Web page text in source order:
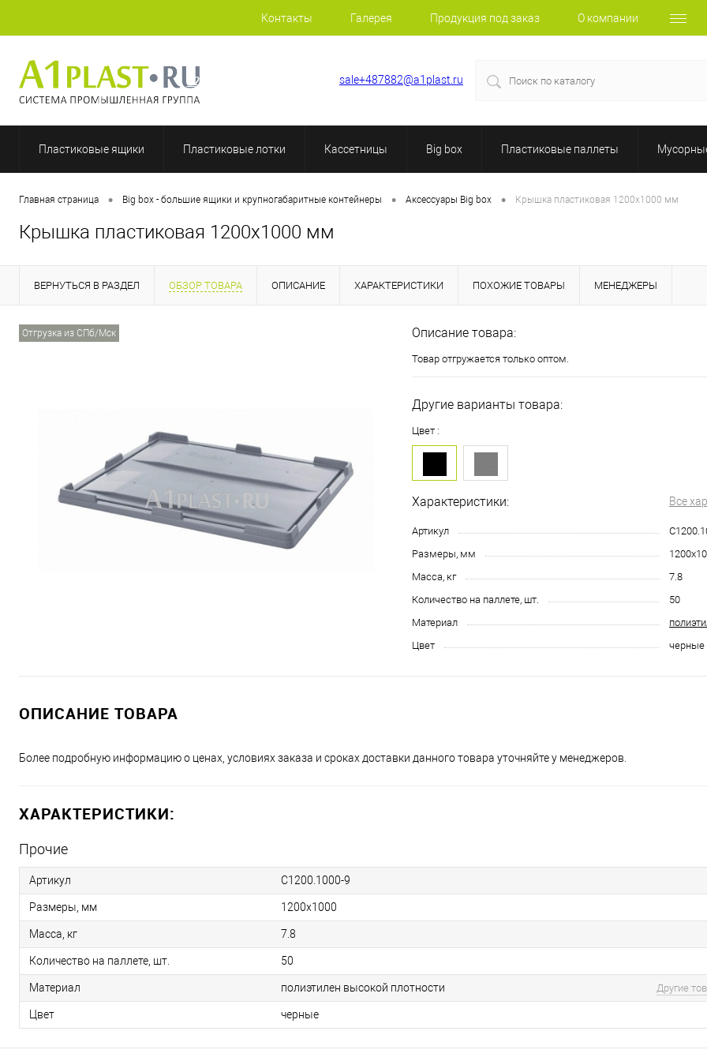
Контакты Галерея Продукция под заказ О компании
+7 (812) 507-69-52 sale+487882@a1plast.ru
Пластиковые ящики Пластиковые лотки Кассетницы Big box Пластиковые паллеты
Главная страница • Big box - большие ящики и крупногабаритные контейнеры • Аксессуары Big box • Крышка пластиковая 1200х1000 мм
Крышка пластиковая 1200х1000 мм
ВЕРНУТЬСЯ В РАЗДЕЛ ОБЗОР ТОВАРА ОПИСАНИЕ ХАРАКТЕРИСТИКИ ПОХОЖИЕ ТОВАРЫ МЕНЕДЖЕРЫ
Отгрузка из СПб/Мск Описание товара:
Товар отгружается только оптом.
Другие варианты товара:
Цвет :
Характеристики: Все
Артикул
Размеры, мм
Масса, кг
7.8
Количество на паллете, шт.
50
Материал
Цвет
черные
ОПИСАНИЕ ТОВАРА
Более подробную информацию о ценах, условиях заказа и сроках доставки данного товара уточняйте у менеджеров.
ХАРАКТЕРИСТИКИ:
Прочие
Артикул C1200.1000-9
Размеры, мм 1200х1000
Масса, кг 7.8
Количество на паллете, шт. 50
Материал полиэтилен высокой плотности Другие
Цвет черные